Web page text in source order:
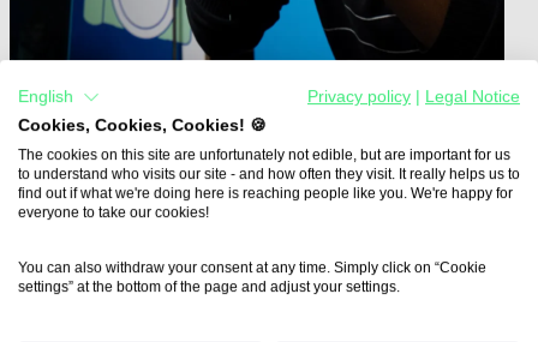
Home
Aus- und Weiterbildungen
Photoshop für Digital Fashion…
Photoshop für Digital Fashion -
English Privacy policy
Legal Notice
Cookies, Cookies, Cookies! 🍪
The cookies on this site are unfortunately not edible, but are important for us
to understand who visits our site - and how often they visit. It really helps us to
find out if what we're doing here is reaching people like you. We're happy for
everyone to take our cookies!
You can also withdraw your consent at any time. Simply click on “Cookie
settings” at the bottom of the page and adjust your settings.